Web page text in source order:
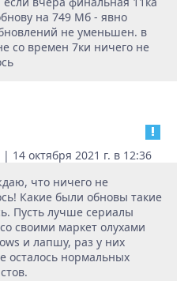
на 749 Мб - явно
не уменьшен. в
со времен 7ки ничего не
14 октября 2021 г. в 12:36
что ничего не
Какие были обновы такие
Пусть лучше сериалы
своими маркет олухами
и лапшу, раз у них
осталось нормальных